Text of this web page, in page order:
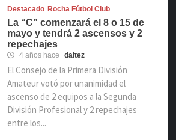
Destacado Rocha Fútbol Club
La “C” comenzará el 8 o 15 de
mayo y tendrá 2 ascensos y 2
repechajes
4 años hace daltez
El Consejo de la Primera División
Amateur votó por unanimidad el
ascenso de 2 equipos a la Segunda
División Profesional y 2 repechajes
entre los...